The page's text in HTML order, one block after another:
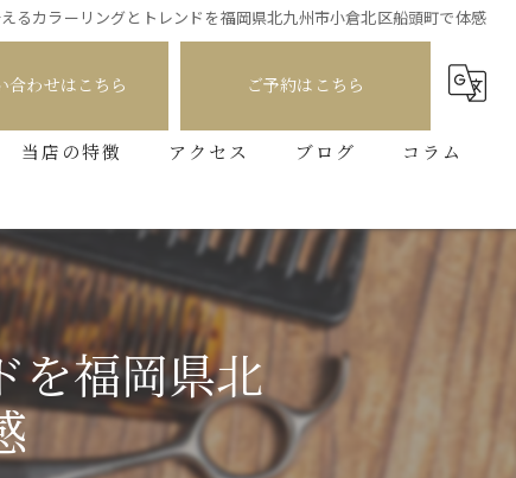
るカラーリングとトレンドを福岡県北九州市小倉北区船頭町で体感
合わせはこちら ご予約はこちら
当店の特徴
カット
カラー
パーマ
ダブルカラー
アクセス ブログ コラム
を福岡県北